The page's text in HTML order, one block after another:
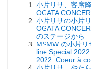
小片リサ、客席
OGATA
小片リサの小片
OGATA
のステージから
MSMW の小片
line Special
2022. Coeur à
小片リサ、やた